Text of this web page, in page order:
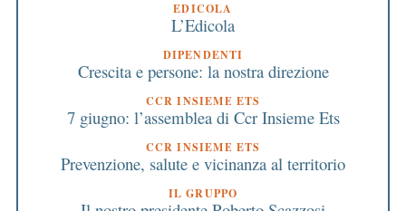
EDICOLA
L’Edicola
DIPENDENTI
Crescita e persone: la nostra direzione
CCR INSIEME ETS
7 giugno: l’assemblea di Ccr Insieme Ets
CCR INSIEME ETS
Prevenzione, salute e vicinanza al territorio
IL GRUPPO